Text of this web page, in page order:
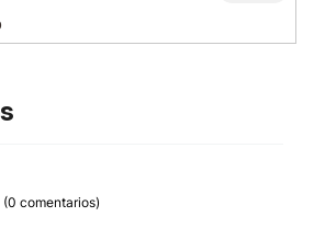
(0 comentarios)